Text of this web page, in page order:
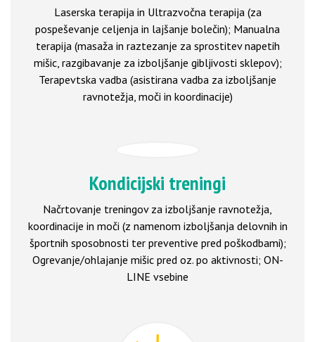
Laserska terapija in Ultrazvočna terapija (za
pospeševanje celjenja in lajšanje bolečin); Manualna
terapija (masaža in raztezanje za sprostitev napetih
mišic, razgibavanje za izboljšanje gibljivosti sklepov);
Terapevtska vadba (asistirana vadba za izboljšanje
ravnotežja, moči in koordinacije)
Kondicijski treningi
Načrtovanje treningov za izboljšanje ravnotežja,
koordinacije in moči (z namenom izboljšanja delovnih in
športnih sposobnosti ter preventive pred poškodbami);
Ogrevanje/ohlajanje mišic pred oz. po aktivnosti; ON-
LINE vsebine